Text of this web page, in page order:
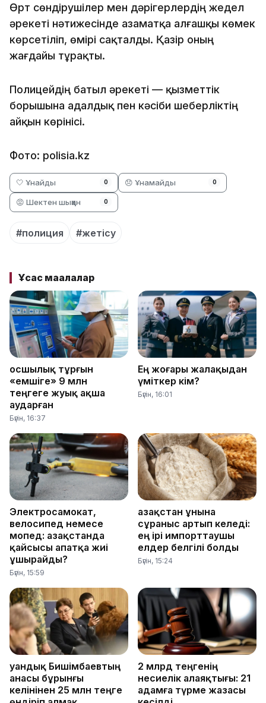
Өрт сөндірушілер мен дәрігерлердің жедел
әрекеті нәтижесінде азаматқа алғашқы көмек
көрсетіліп, өмірі сақталды. Қазір оның
жағдайы тұрақты.
Полицейдің батыл әрекеті — қызметтік
борышына адалдық пен кәсіби шеберліктің
айқын көрінісі.
Фото: polisia.kz
🤍 Ұнайды 0 😞 Ұнамайды 0
😡 Шектен шыққан 0
#полиция #жетісу
Ұқсас мақалалар
Қосшылық тұрғын
«емшіге» 9 млн
теңгеге жуық ақша
аударған
Бүгін, 16:37
Ең жоғары жалақыдан
үміткер кім?
Бүгін, 16:01
Электросамокат,
велосипед немесе
мопед: Қазақстанда
қайсысы апатқа жиі
ұшырайды?
Бүгін, 15:59
Қазақстан ұнына
сұраныс артып келеді:
ең ірі импорттаушы
елдер белгілі болды
Бүгін, 15:24
Қуандық Бишімбаевтың
анасы бұрынғы
келінінен 25 млн теңге
2 млрд теңгенің
несиелік алаяқтығы: 21
адамға түрме жазасы